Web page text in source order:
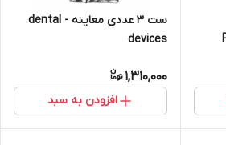
ست 3 عددی معاینه - dental
devices
1,310,000
افزودن به سبد